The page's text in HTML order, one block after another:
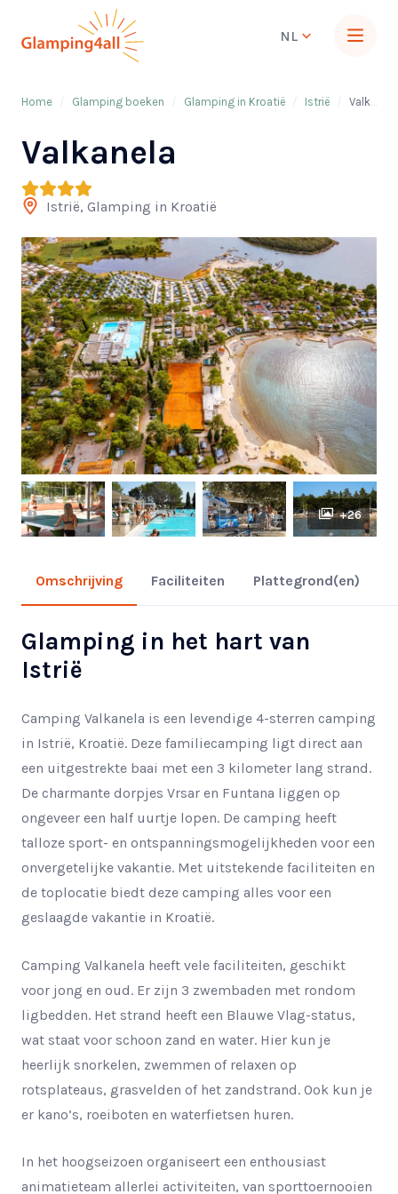
NL
Home Glamping boeken Glamping in Kroatië Istrië Valkanela
Valkanela
Istrië, Glamping in Kroatië
+26
Omschrijving Faciliteiten Plattegrond(en)
Glamping in het hart van
Istrië
Camping Valkanela is een levendige 4-sterren camping
in Istrië, Kroatië. Deze familiecamping ligt direct aan
een uitgestrekte baai met een 3 kilometer lang strand.
De charmante dorpjes Vrsar en Funtana liggen op
ongeveer een half uurtje lopen. De camping heeft
talloze sport- en ontspanningsmogelijkheden voor een
onvergetelijke vakantie. Met uitstekende faciliteiten en
de toplocatie biedt deze camping alles voor een
geslaagde vakantie in Kroatië.
Camping Valkanela heeft vele faciliteiten, geschikt
voor jong en oud. Er zijn 3 zwembaden met rondom
ligbedden. Het strand heeft een Blauwe Vlag-status,
wat staat voor schoon zand en water. Hier kun je
heerlijk snorkelen, zwemmen of relaxen op
rotsplateaus, grasvelden of het zandstrand. Ook kun je
er kano’s, roeiboten en waterfietsen huren.
In het hoogseizoen organiseert een enthousiast
animatieteam allerlei activiteiten, van sporttoernooien